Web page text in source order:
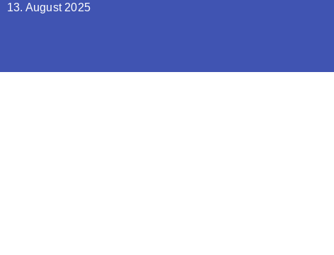
13. August 2025